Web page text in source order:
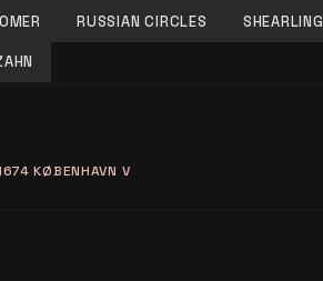
RUSSIAN CIRCLES SHEARLING
KØBENHAVN V